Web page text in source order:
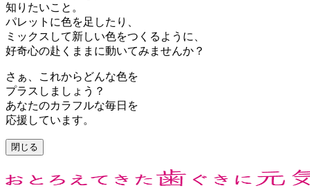
知りたいこと。
パレットに色を足したり、
ミックスして新しい色をつくるように、
好奇心の赴くままに動いてみませんか？
さぁ、これからどんな色を
プラスしましょう？
あなたのカラフルな毎日を
応援しています。
閉じる